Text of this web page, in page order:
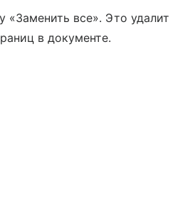
«Заменить все». Это удалит
в документе.